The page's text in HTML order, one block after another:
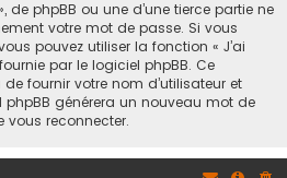
de phpBB ou une d’une tierce partie ne
votre mot de passe. Si vous
pouvez utiliser la fonction « J’ai
par le logiciel phpBB. Ce
fournir votre nom d’utilisateur et
phpBB générera un nouveau mot de
vous reconnecter.